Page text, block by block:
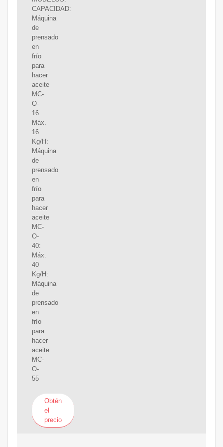
CAPACIDAD:
Máquina
de
prensado
en
frío
para
hacer
aceite
MC-
O-
16:
Máx.
16
Kg/H:
Máquina
de
prensado
en
frío
para
hacer
aceite
MC-
O-
40:
Máx.
40
Kg/H:
Máquina
de
prensado
en
frío
para
hacer
aceite
MC-
O-
55
Obtén
el
precio